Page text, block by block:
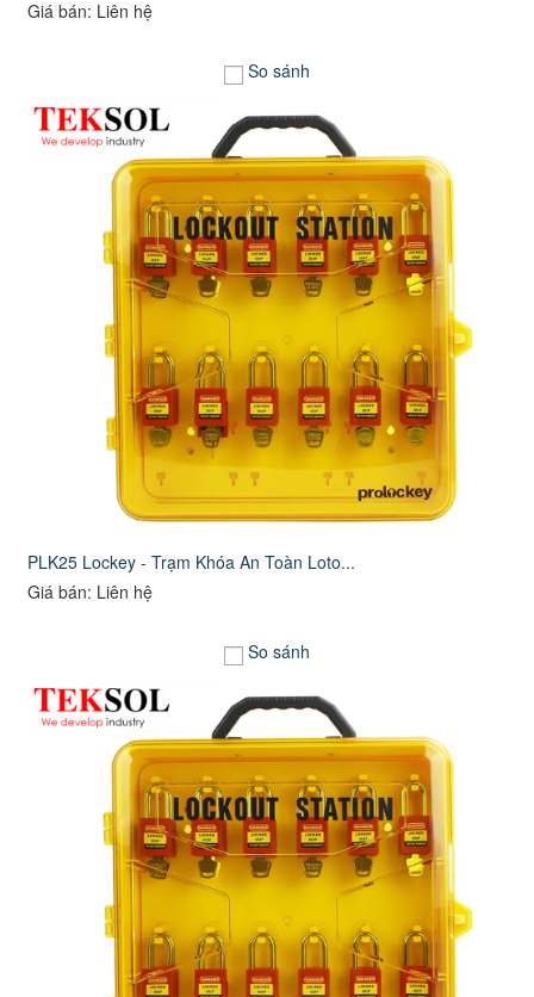
Giá bán: Liên hệ
So sánh
PLK25 Lockey - Trạm Khóa An Toàn Loto...
Giá bán: Liên hệ
So sánh